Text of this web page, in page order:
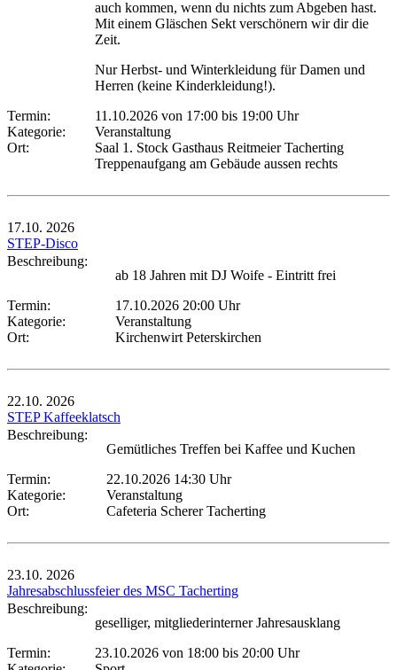
auch kommen, wenn du nichts zum Abgeben hast.
Mit einem Gläschen Sekt verschönern wir dir die
Zeit.
Nur Herbst- und Winterkleidung für Damen und
Herren (keine Kinderkleidung!).
Termin:
11.10.2026 von 17:00 bis 19:00 Uhr
Kategorie:
Veranstaltung
Ort:
Saal 1. Stock Gasthaus Reitmeier Tacherting
Treppenaufgang am Gebäude aussen rechts
17.10. 2026
STEP-Disco
Beschreibung:
ab 18 Jahren mit DJ Woife - Eintritt frei
Termin:
17.10.2026 20:00 Uhr
Kategorie:
Veranstaltung
Ort:
Kirchenwirt Peterskirchen
22.10. 2026
STEP Kaffeeklatsch
Beschreibung:
Gemütliches Treffen bei Kaffee und Kuchen
Termin:
22.10.2026 14:30 Uhr
Kategorie:
Veranstaltung
Ort:
Cafeteria Scherer Tacherting
23.10. 2026
Jahresabschlussfeier des MSC Tacherting
Beschreibung:
geselliger, mitgliederinterner Jahresausklang
Termin:
23.10.2026 von 18:00 bis 20:00 Uhr